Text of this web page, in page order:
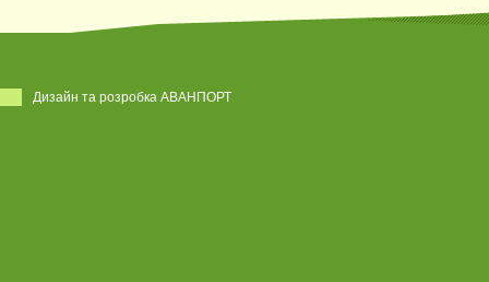
Дизайн та розробка АВАНПОРТ